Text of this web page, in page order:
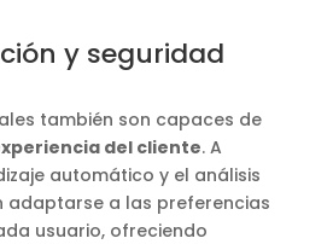
y seguridad
también son capaces de
del cliente. A
automático y el análisis
adaptarse a las preferencias
usuario, ofreciendo